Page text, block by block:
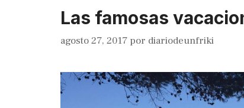
Las famosas
agosto 27, 2017 por diariodeunfriki